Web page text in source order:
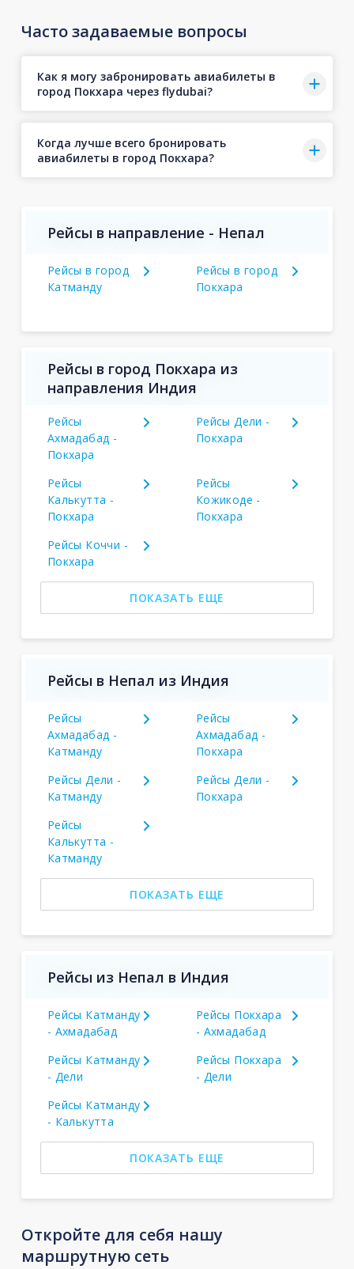
Часто задаваемые вопросы
Как я могу забронировать авиабилеты в
город Покхара через flydubai?
Когда лучше всего бронировать
авиабилеты в город Покхара?
Рейсы в направление - Непал
Рейсы в город
Катманду
Рейсы в город
Покхара
Рейсы в город Покхара из
направления Индия
Рейсы
Ахмадабад -
Покхара
Рейсы Дели -
Покхара
Рейсы
Калькутта -
Покхара
Рейсы
Кожикоде -
Покхара
Рейсы Коччи -
Покхара
ПОКАЗАТЬ ЕЩЕ
Рейсы в Непал из Индия
Рейсы
Ахмадабад -
Катманду
Рейсы
Ахмадабад -
Покхара
Рейсы Дели -
Катманду
Рейсы Дели -
Покхара
Рейсы
Калькутта -
Катманду
ПОКАЗАТЬ ЕЩЕ
Рейсы из Непал в Индия
Рейсы Катманду
- Ахмадабад
Рейсы Покхара
- Ахмадабад
Рейсы Катманду
- Дели
Рейсы Покхара
- Дели
Рейсы Катманду
- Калькутта
ПОКАЗАТЬ ЕЩЕ
Откройте для себя нашу
маршрутную сеть